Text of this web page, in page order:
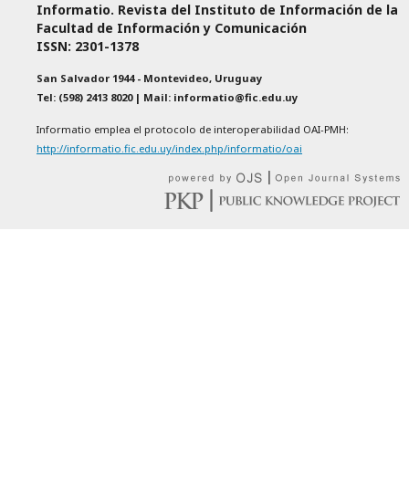
Informatio. Revista del Instituto de Información de la
Facultad de Información y Comunicación
ISSN: 2301-1378
San Salvador 1944 - Montevideo, Uruguay
Tel: (598) 2413 8020 | Mail: informatio@fic.edu.uy
Informatio emplea el protocolo de interoperabilidad OAI-PMH:
http://informatio.fic.edu.uy/index.php/informatio/oai